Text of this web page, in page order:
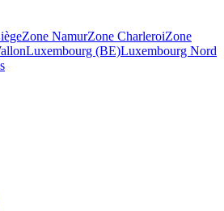
Zone NamurZone CharleroiZone
Luxembourg (BE)Luxembourg Nord